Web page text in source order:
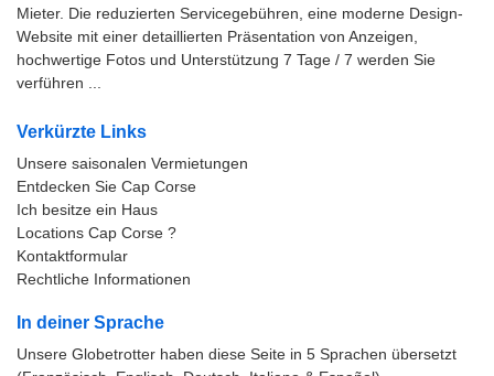
Mieter. Die reduzierten Servicegebühren, eine moderne Design-
Website mit einer detaillierten Präsentation von Anzeigen,
hochwertige Fotos und Unterstützung 7 Tage / 7 werden Sie
verführen ...
Verkürzte Links
Unsere saisonalen Vermietungen
Entdecken Sie Cap Corse
Ich besitze ein Haus
Locations Cap Corse ?
Kontaktformular
Rechtliche Informationen
In deiner Sprache
Unsere Globetrotter haben diese Seite in 5 Sprachen übersetzt